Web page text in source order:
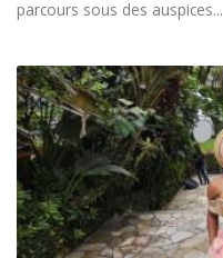
parcours sous des auspices...